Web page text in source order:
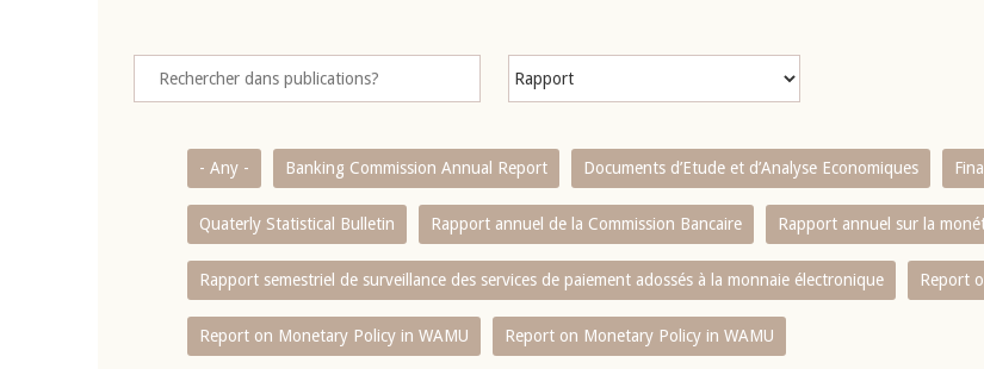
- Any - Banking Commission Annual Report Documents d’Etude et d’Analyse Economiques
Quaterly Statistical Bulletin Rapport annuel de la Commission Bancaire Rapport annuel sur la
Rapport semestriel de surveillance des services de paiement adossés à la monnaie électronique Report
Report on Monetary Policy in WAMU Report on Monetary Policy in WAMU